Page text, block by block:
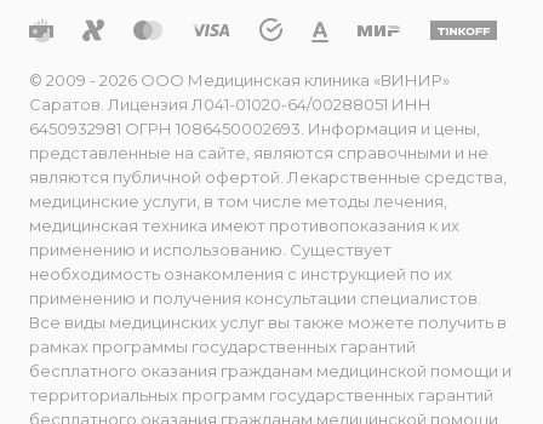
© 2009 - 2026 ООО Медицинская клиника «ВИНИР»
Саратов. Лицензия Л041-01020-64/00288051 ИНН
6450932981 ОГРН 1086450002693. Информация и цены,
представленные на сайте, являются справочными и не
являются публичной офертой. Лекарственные средства,
медицинские услуги, в том числе методы лечения,
медицинская техника имеют противопоказания к их
применению и использованию. Существует
необходимость ознакомления с инструкцией по их
применению и получения консультации специалистов.
Все виды медицинских услуг вы также можете получить в
рамках программы государственных гарантий
бесплатного оказания гражданам медицинской помощи и
территориальных программ государственных гарантий
бесплатного оказания гражданам медицинской помощи